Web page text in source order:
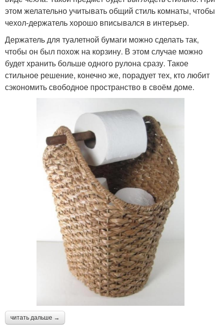
этом желательно учитывать общий стиль комнаты, чтобы
чехол-держатель хорошо вписывался в интерьер.
Держатель для туалетной бумаги можно сделать так,
чтобы он был похож на корзину. В этом случае можно
будет хранить больше одного рулона сразу. Такое
стильное решение, конечно же, порадует тех, кто любит
сэкономить свободное пространство в своём доме.
читать дальше →